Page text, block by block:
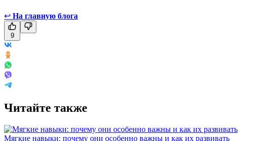
↩ На главную блога
9
Читайте также
Мягкие навыки: почему они особенно важны и как их развивать